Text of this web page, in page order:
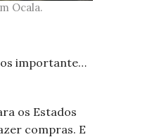
Ocala.
importante…
os Estados
compras. E